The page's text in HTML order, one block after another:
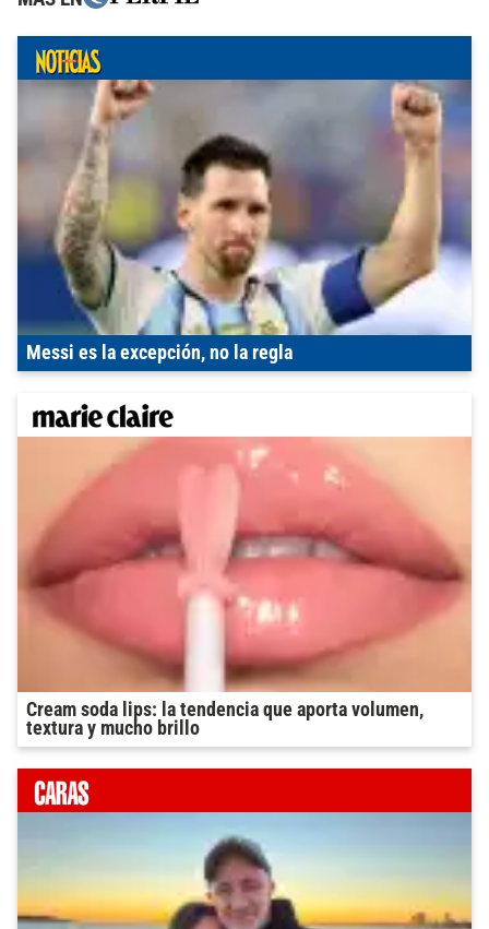
Messi es la excepción, no la regla
Cream soda lips: la tendencia que aporta volumen,
textura y mucho brillo